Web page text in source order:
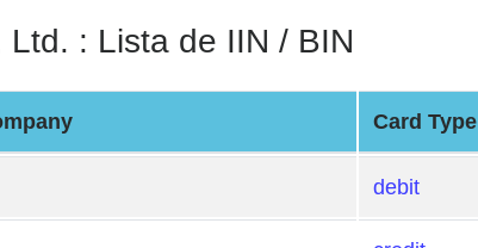
: Lista de IIN / BIN
Card Type
debit